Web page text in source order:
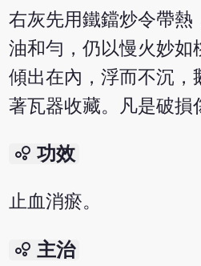
右灰先用鐵鐺炒令帶熱
油和勻，仍以慢火妙如
傾出在內，浮而不沉，
著瓦器收藏。凡是破損
bubble_chart 功效
止血消瘀。
bubble_chart 主治